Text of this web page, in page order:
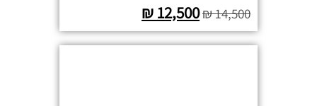
₪14,500
₪12,500